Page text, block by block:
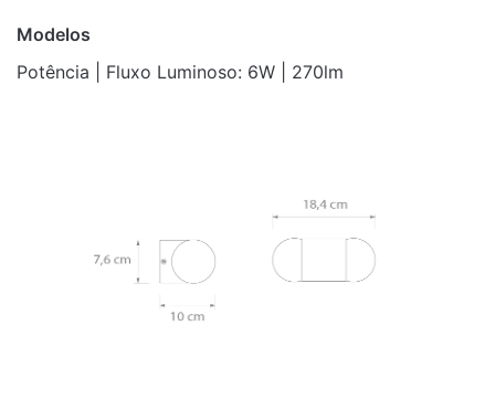
Modelos
Potência | Fluxo Luminoso: 6W | 270lm